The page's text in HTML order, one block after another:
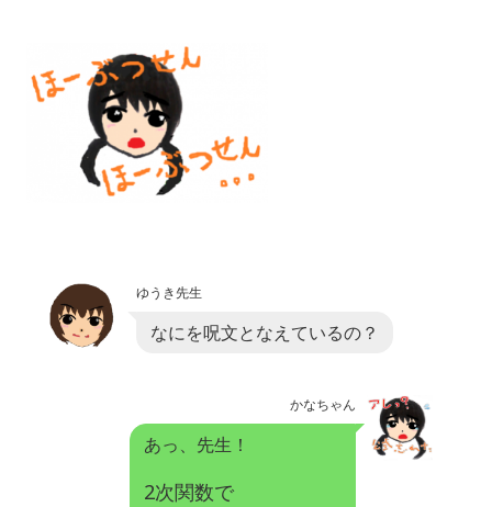
ゆうき先生
なにを呪文となえているの？
かなちゃん
あっ、先生！
2次関数で